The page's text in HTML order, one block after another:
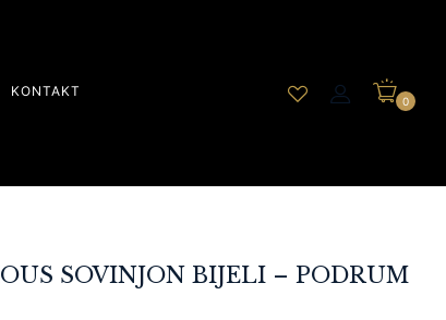
KONTAKT
0
SOVINJON BIJELI – PODRUM